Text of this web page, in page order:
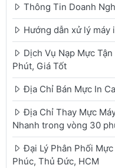
Thông Tin Doanh
Hướng dẫn xử lý máy
Dịch Vụ Nạp Mực
Phút, Giá Tốt
Địa Chỉ Bán Mực In
Địa Chỉ Thay Mực
Nhanh trong vòng 30
Đại Lý Phân Phối Mực
Phúc, Thủ Đức, HCM